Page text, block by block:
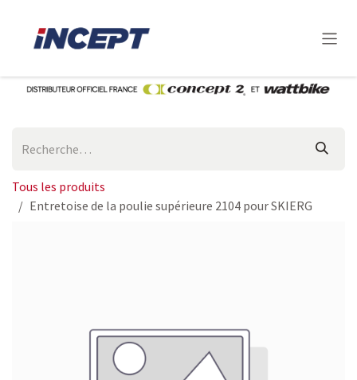
Tous les produits
Entretoise de la poulie supérieure 2104 pour SKIERG